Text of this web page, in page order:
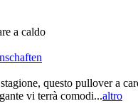
a caldo
questo pullover a
vi terrà comodi...altro